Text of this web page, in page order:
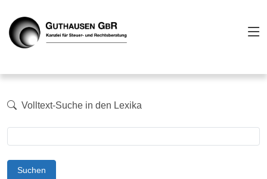
Volltext-Suche in den Lexika
Suchen